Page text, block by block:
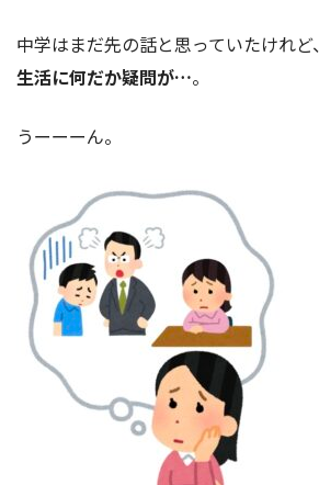
中学はまだ先の話と思っていたけれど、
生活に何だか疑問が…。
うーーーん。